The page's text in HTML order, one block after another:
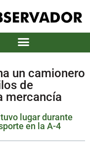
un camionero
de
mercancía
lugar durante
en la A-4